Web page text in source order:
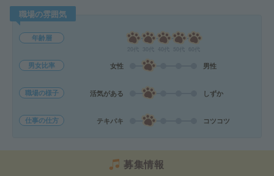
職場の雰囲気
年齢層
男女比率 女性 男性
職場の様子 活気がある しずか
仕事の仕方 テキパキ コツコツ
募集情報